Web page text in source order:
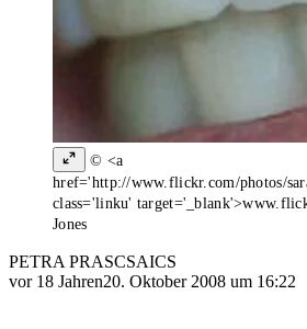
© <a
href='http://www.flickr.com/photos/
class='linku'
Jones
PETRA PRASCSAICS
vor 18 Jahren20. Oktober 2008 um 16:22